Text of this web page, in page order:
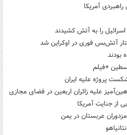
آمریکا
را به آتش کشیدند
آتش‌بس فوری در اوکراین شد
بودند
+فیلم
پروژه علیه ایران
علیه زائران اربعین در فضای مجازی
از جنایت آمریکا
عربستان در یمن